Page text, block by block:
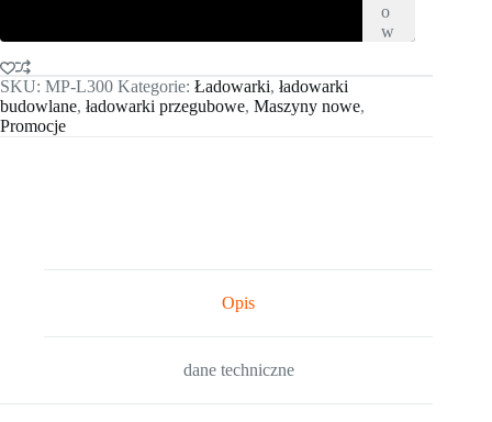
SKU: MP-L300 Kategorie: Ładowarki, ładowarki
budowlane, ładowarki przegubowe, Maszyny nowe,
Promocje
Opis
dane techniczne